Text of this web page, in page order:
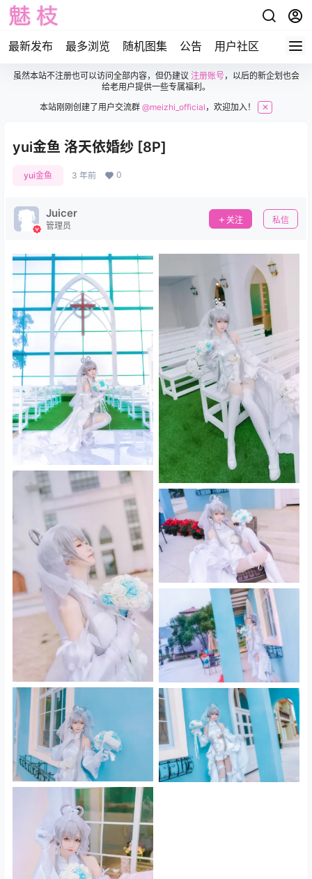
最新发布 最多浏览 随机图集 公告 用户社区
虽然本站不注册也可以访问全部内容，但仍建议 注册账号，以后的新企划也会
给老用户提供一些专属福利。
本站刚刚创建了用户交流群@meizhi_official ，欢迎加入！ ✕
yui金鱼 洛天依婚纱 [8P]
yui金鱼 3 年前 0
Juicer
管理员
关注 私信